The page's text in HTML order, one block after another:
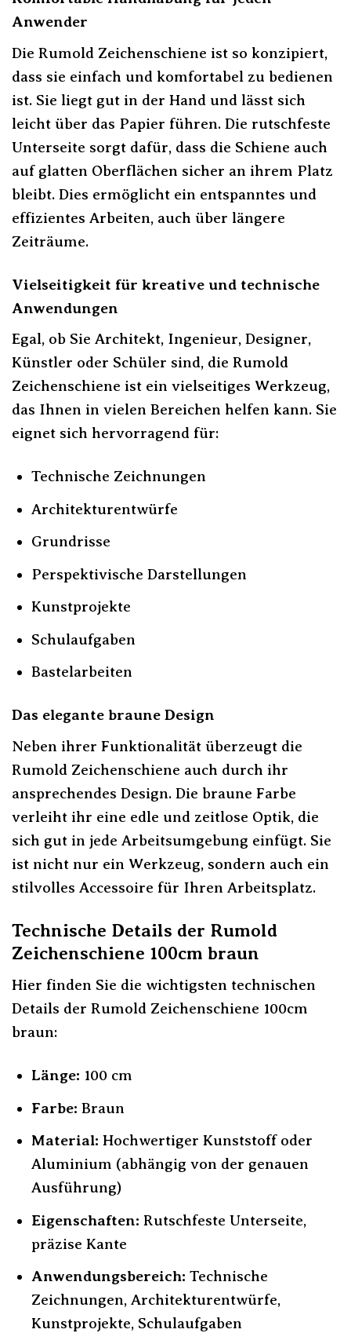
Anwender
Die Rumold Zeichenschiene ist so konzipiert,
dass sie einfach und komfortabel zu bedienen
ist. Sie liegt gut in der Hand und lässt sich
leicht über das Papier führen. Die rutschfeste
Unterseite sorgt dafür, dass die Schiene auch
auf glatten Oberflächen sicher an ihrem Platz
bleibt. Dies ermöglicht ein entspanntes und
effizientes Arbeiten, auch über längere
Zeiträume.
Vielseitigkeit für kreative und technische
Anwendungen
Egal, ob Sie Architekt, Ingenieur, Designer,
Künstler oder Schüler sind, die Rumold
Zeichenschiene ist ein vielseitiges Werkzeug,
das Ihnen in vielen Bereichen helfen kann. Sie
eignet sich hervorragend für:
Technische Zeichnungen
Architekturentwürfe
Grundrisse
Perspektivische Darstellungen
Kunstprojekte
Schulaufgaben
Bastelarbeiten
Das elegante braune Design
Neben ihrer Funktionalität überzeugt die
Rumold Zeichenschiene auch durch ihr
ansprechendes Design. Die braune Farbe
verleiht ihr eine edle und zeitlose Optik, die
sich gut in jede Arbeitsumgebung einfügt. Sie
ist nicht nur ein Werkzeug, sondern auch ein
stilvolles Accessoire für Ihren Arbeitsplatz.
Technische Details der Rumold
Zeichenschiene 100cm braun
Hier finden Sie die wichtigsten technischen
Details der Rumold Zeichenschiene 100cm
braun:
Länge: 100 cm
Farbe: Braun
Material: Hochwertiger Kunststoff oder
Aluminium (abhängig von der genauen
Ausführung)
Eigenschaften: Rutschfeste Unterseite,
präzise Kante
Anwendungsbereich: Technische
Zeichnungen, Architekturentwürfe,
Kunstprojekte, Schulaufgaben